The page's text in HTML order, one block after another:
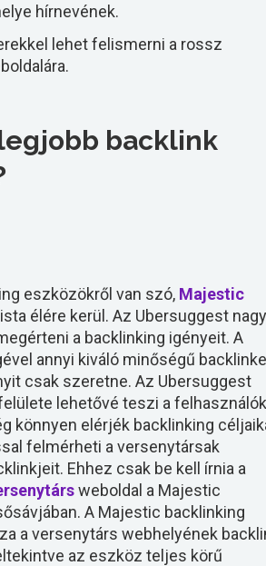
hírnevének.
lehet felismerni a rossz
backlink
eszközökről van szó, Majestic
élére kerül. Az Ubersuggest nagy
a backlinking igényeit. A
annyi kiváló minőségű
csak szeretne. Az Ubersuggest
lehetővé teszi a felhasználók
könnyen elérjék backlinking
felmérheti a versenytársak
Ehhez csak be kell írnia a
weboldal a Majestic
A Majestic backlinking
a versenytárs webhelyének
az eszköz teljes körű